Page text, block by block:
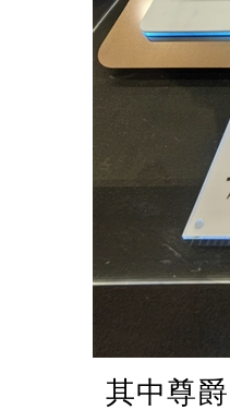
其中尊爵